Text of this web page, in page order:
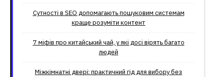
Сутності в SEO допомагають пошуковим системам
краще розуміти контент
7 міфів про китайський чай, у які досі вірять багато
людей
Міжкімнатні двері: практичний гід для вибору без